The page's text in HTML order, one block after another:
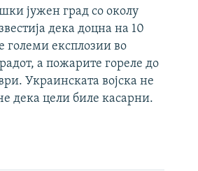
јужен град со околу
дека доцна на 10
големи експлозии во
а пожарите гореле до
Украинската војска не
дека цели биле касарни.